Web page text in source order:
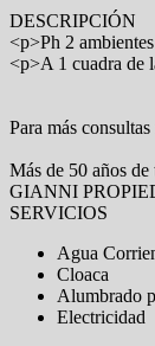
DESCRIPCIÓN
<p>Ph 2
<p>A 1 cuadra de
Para más
Más de 50 años
GIANNI
SERVICIOS
Agua
Cloaca
Alumbrado
Electricidad